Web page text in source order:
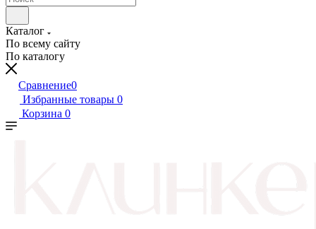
Каталог
По всему сайту
По каталогу
Сравнение0
Избранные товары 0
Корзина 0